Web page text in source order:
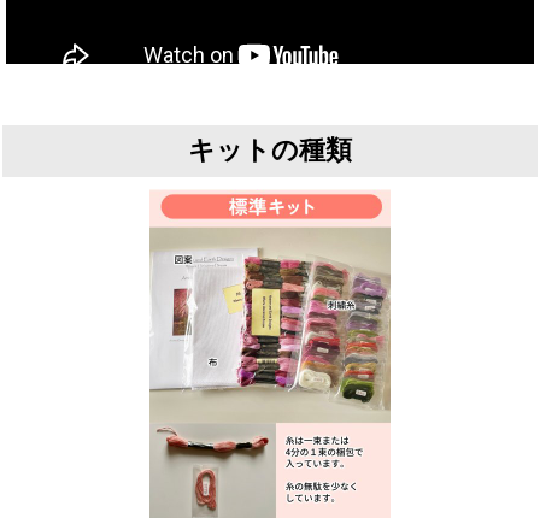
キットの種類